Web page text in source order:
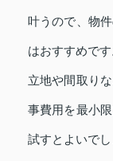
叶うので、物
はおすすめです
立地や間取り
事費用を最小
試すとよいでし